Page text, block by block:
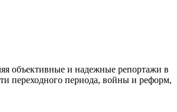
объективные и надежные репортажи в
переходного периода, войны и реформ,